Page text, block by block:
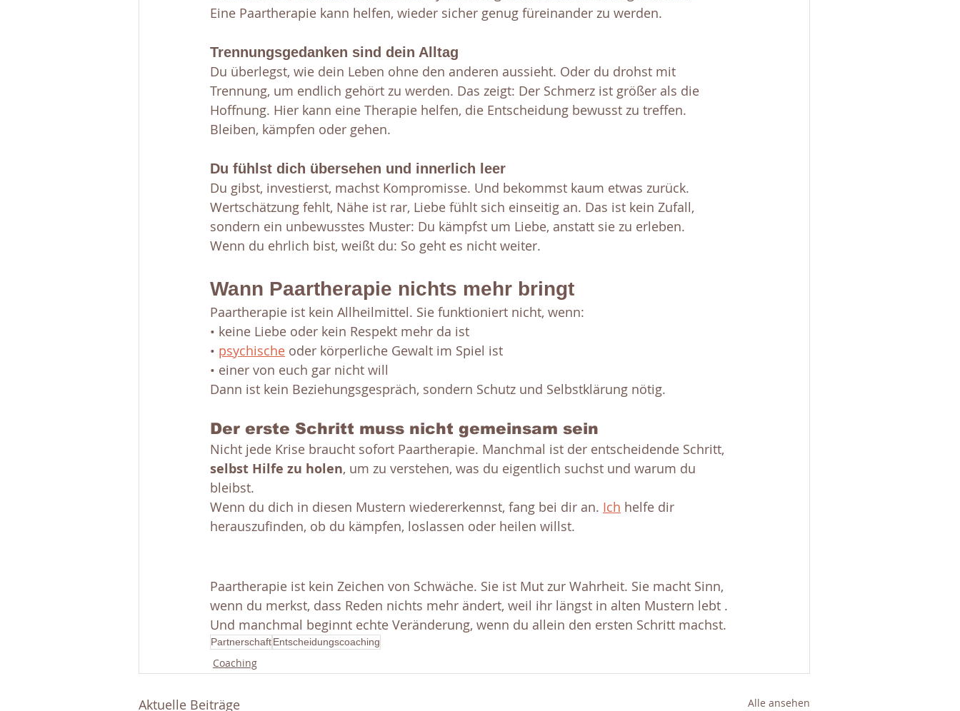
Eine Paartherapie kann helfen, wieder sicher genug füreinander zu werden.
Trennungsgedanken sind dein Alltag
Du überlegst, wie dein Leben ohne den anderen aussieht. Oder du drohst mit
Trennung, um endlich gehört zu werden. Das zeigt: Der Schmerz ist größer als die
Hoffnung. Hier kann eine Therapie helfen, die Entscheidung bewusst zu treffen.
Bleiben, kämpfen oder gehen.
Du fühlst dich übersehen und innerlich leer
Du gibst, investierst, machst Kompromisse. Und bekommst kaum etwas zurück.
Wertschätzung fehlt, Nähe ist rar, Liebe fühlt sich einseitig an. Das ist kein Zufall,
sondern ein unbewusstes Muster: Du kämpfst um Liebe, anstatt sie zu erleben.
Wenn du ehrlich bist, weißt du: So geht es nicht weiter.
Wann Paartherapie nichts mehr bringt
Paartherapie ist kein Allheilmittel. Sie funktioniert nicht, wenn:
• keine Liebe oder kein Respekt mehr da ist
• psychische oder körperliche Gewalt im Spiel ist
• einer von euch gar nicht will
Dann ist kein Beziehungsgespräch, sondern Schutz und Selbstklärung nötig.
Der erste Schritt muss nicht gemeinsam sein
Nicht jede Krise braucht sofort Paartherapie. Manchmal ist der entscheidende Schritt,
selbst Hilfe zu holen, um zu verstehen, was du eigentlich suchst und warum du
bleibst.
Wenn du dich in diesen Mustern wiedererkennst, fang bei dir an. Ich helfe dir
herauszufinden, ob du kämpfen, loslassen oder heilen willst.
Paartherapie ist kein Zeichen von Schwäche. Sie ist Mut zur Wahrheit. Sie macht Sinn,
wenn du merkst, dass Reden nichts mehr ändert, weil ihr längst in alten Mustern lebt .
Und manchmal beginnt echte Veränderung, wenn du allein den ersten Schritt machst.
PartnerschaftEntscheidungscoaching
Coaching
Aktuelle Beiträge Alle ansehen